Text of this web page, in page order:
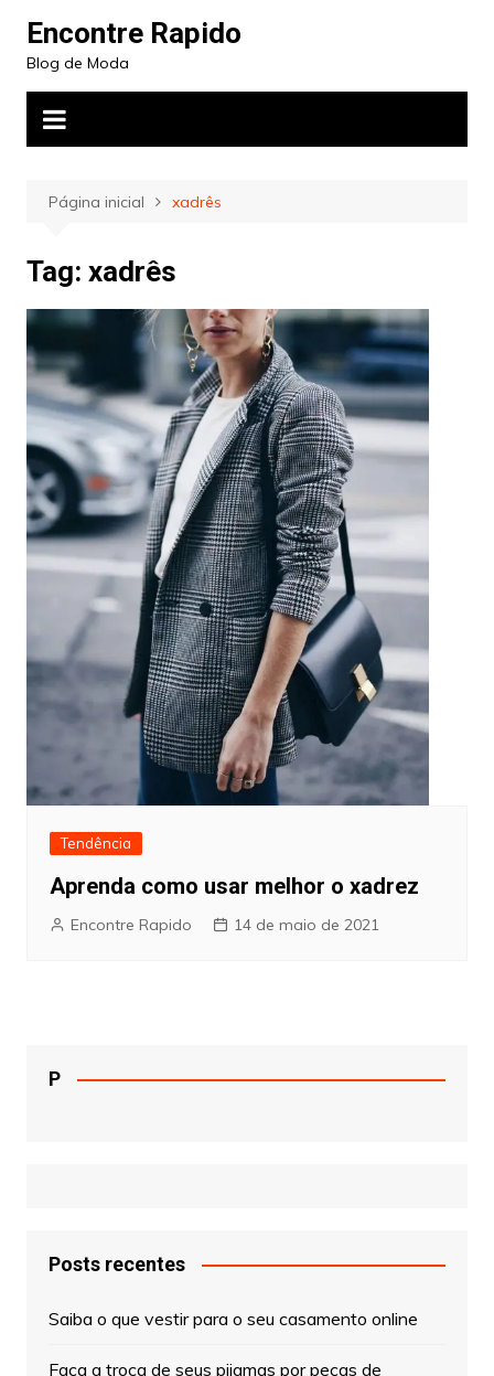
para
conteúdo
Encontre Rapido
Blog de Moda
Página inicial xadrês
Tag: xadrês
Tendência
Aprenda como usar melhor o xadrez
Encontre Rapido 14 de maio de 2021
P
Posts recentes
Saiba o que vestir para o seu casamento online
Faça a troca de seus pijamas por peças de